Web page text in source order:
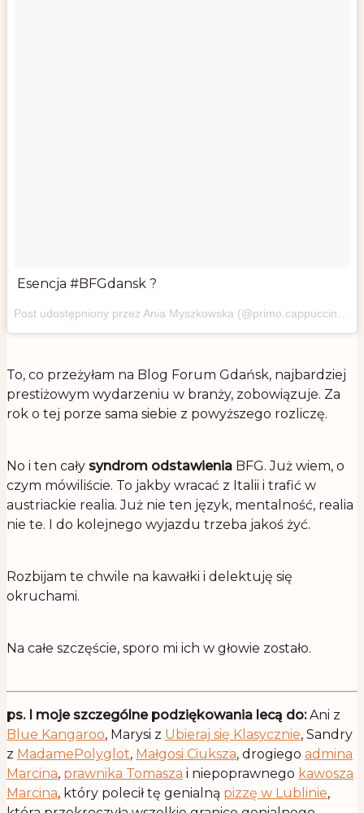
Esencja #BFGdansk ?
.
To, co przeżyłam na Blog Forum Gdańsk, najbardziej
prestiżowym wydarzeniu w branży, zobowiązuje. Za
rok o tej porze sama siebie z powyższego rozliczę.
.
No i ten cały syndrom odstawienia BFG. Już wiem, o
czym mówiliście. To jakby wracać z Italii i trafić w
austriackie realia. Już nie ten język, mentalność, realia
nie te. I do kolejnego wyjazdu trzeba jakoś żyć.
.
Rozbijam te chwile na kawałki i delektuję się
okruchami.
.
Na całe szczęście, sporo mi ich w głowie zostało.
.
ps. I moje szczególne podziękowania lecą do:Ani z
Blue Kangaroo, Marysi z Ubieraj się Klasycznie, Sandry
z MadamePolyglot, Małgosi Ciuksza, drogiego admina
Marcina, prawnika Tomasza i niepoprawnego kawosza
Marcina, który polecił tę genialną pizzę w Lublinie,